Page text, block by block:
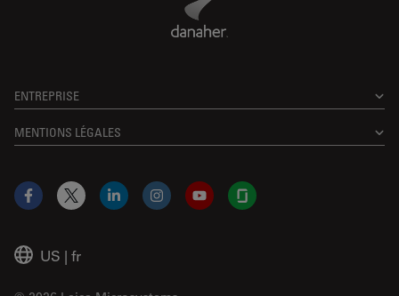
ENTREPRISE
MENTIONS LÉGALES
US | fr
Facebook
X LinkedInInstagramYouTubeGlassdoor